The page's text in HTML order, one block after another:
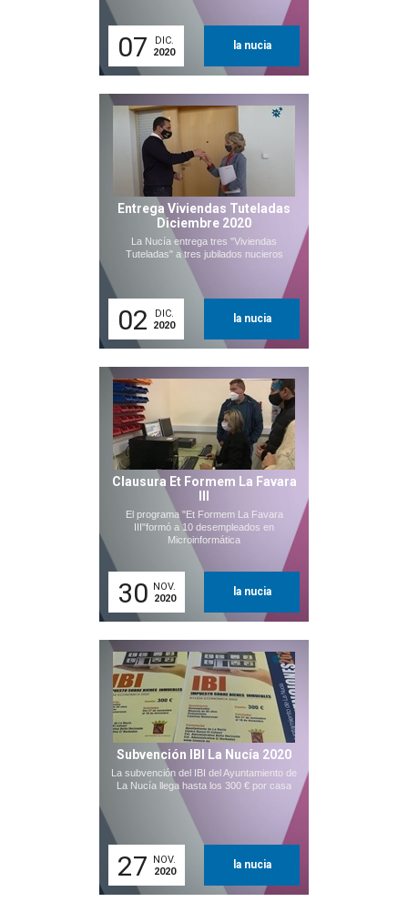
07
DIC.
2020
la nucia
Entrega Viviendas Tuteladas
Diciembre 2020
La Nucía entrega tres "Viviendas
Tuteladas" a tres jubilados nucieros
02
DIC.
2020
la nucia
Clausura Et Formem La Favara
El programa "Et Formem La Favara
III"formó a 10 desempleados en
Microinformática
30 NOV.
2020
la nucia
Subvención IBI La Nucía 2020
La subvención del IBI del Ayuntamiento de
La Nucía llega hasta los 300 € por casa
27
NOV.
2020
la nucia